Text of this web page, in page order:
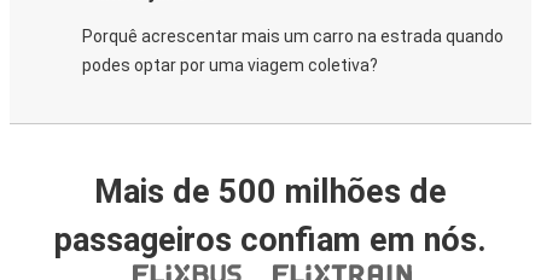
Porquê acrescentar mais um carro na estrada quando
podes optar por uma viagem coletiva?
Mais de 500 milhões de
passageiros confiam em nós.